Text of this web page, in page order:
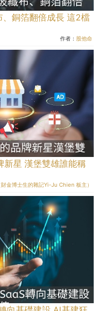
、銅箔翻倍成長 這2檔
作者： 股他命
新星 漢堡雙雄誰能稱
金博士生的雜記Yi-Ju Chien 板主）